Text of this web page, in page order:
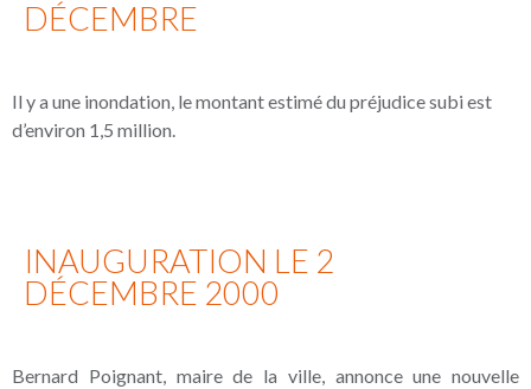
DÉCEMBRE
Il y a une inondation, le montant estimé du préjudice subi est
d’environ 1,5 million.
INAUGURATION LE 2
DÉCEMBRE 2000
Bernard Poignant, maire de la ville, annonce une nouvelle